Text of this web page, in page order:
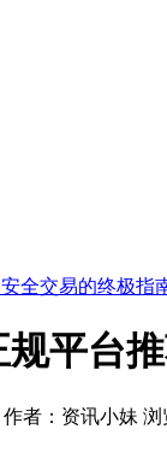
全交易的终极指
平台
作者：资讯小妹 浏